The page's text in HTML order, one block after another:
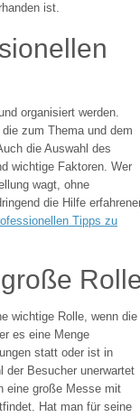
ist.
organisiert werden.
zum Thema und dem
die Auswahl des
wichtige Faktoren. Wer
wagt, ohne
die Hilfe
Tipps zu
wichtige Rolle, wenn die
es eine Menge
statt oder ist in
der Besucher unerwartet
eine große Messe mit
Hat man für seine